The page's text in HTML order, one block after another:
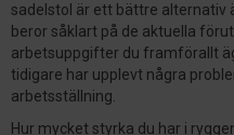
sadelstol är ett bättre alternativ
beror såklart på de aktuella
arbetsuppgifter du framförallt
tidigare har upplevt några
arbetsställning.
Hur mycket styrka du har i